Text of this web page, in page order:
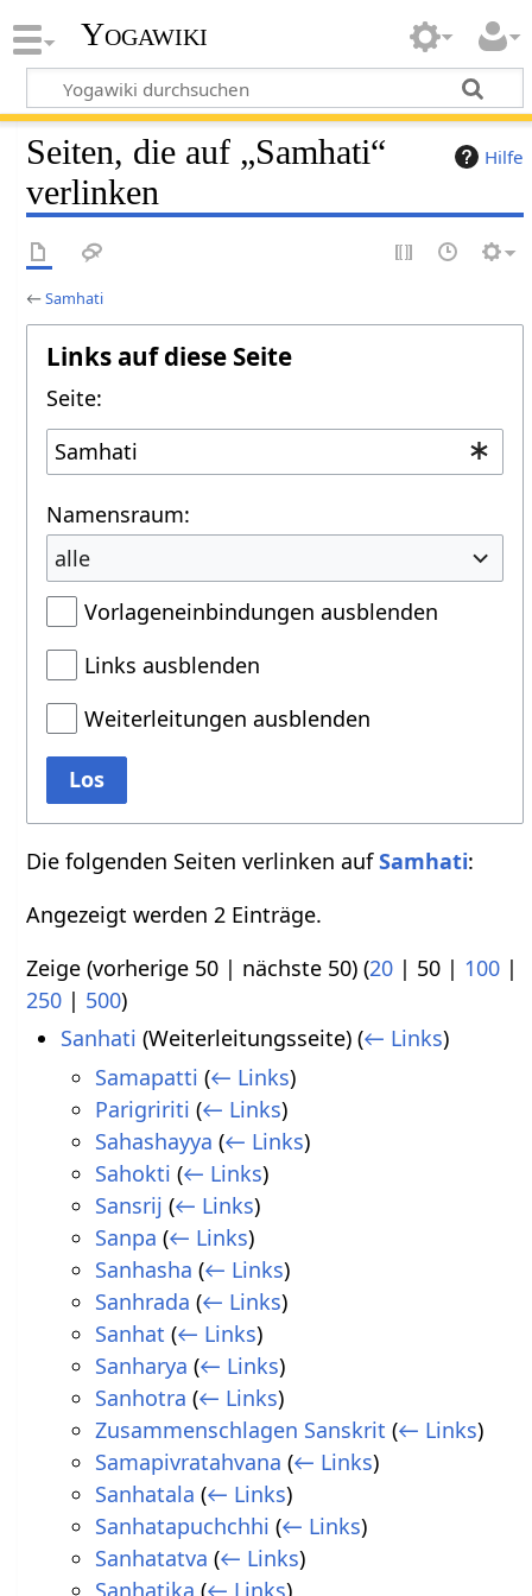
Yogawiki
Hilfe
Seiten, die auf „Samhati“
verlinken
←Samhati
Links auf diese Seite
Seite:
Namensraum:
alle
Vorlageneinbindungen ausblenden
Links ausblenden
Weiterleitungen ausblenden
Los
Die folgenden Seiten verlinken aufSamhati:
Angezeigt werden 2 Einträge.
Zeige (vorherige 50 | nächste 50) (20 | 50 | 100 |
250 | 500)
Sanhati (Weiterleitungsseite) (← Links)
Samapatti (← Links)
Parigririti (← Links)
Sahashayya (← Links)
Sahokti (← Links)
Sansrij (← Links)
Sanpa (← Links)
Sanhasha (← Links)
Sanhrada (← Links)
Sanhat (← Links)
Sanharya (← Links)
Sanhotra (← Links)
Zusammenschlagen Sanskrit (← Links)
Samapivratahvana (← Links)
Sanhatala (← Links)
Sanhatapuchchhi (← Links)
Sanhatatva (← Links)
Sanhatika (← Links)